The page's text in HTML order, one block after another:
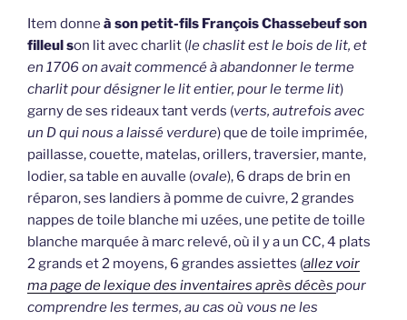
Item donne à son petit-fils François Chassebeuf son
filleul son lit avec charlit (le chaslit est le bois de lit, et
en 1706 on avait commencé à abandonner le terme
charlit pour désigner le lit entier, pour le terme lit)
garny de ses rideaux tant verds (verts, autrefois avec
un D qui nous a laissé verdure) que de toile imprimée,
paillasse, couette, matelas, orillers, traversier, mante,
lodier, sa table en auvalle (ovale), 6 draps de brin en
réparon, ses landiers à pomme de cuivre, 2 grandes
nappes de toile blanche mi uzées, une petite de toille
blanche marquée à marc relevé, où il y a un CC, 4 plats
2 grands et 2 moyens, 6 grandes assiettes (allez voir
ma page de lexique des inventaires après décès pour
comprendre les termes, au cas où vous ne les